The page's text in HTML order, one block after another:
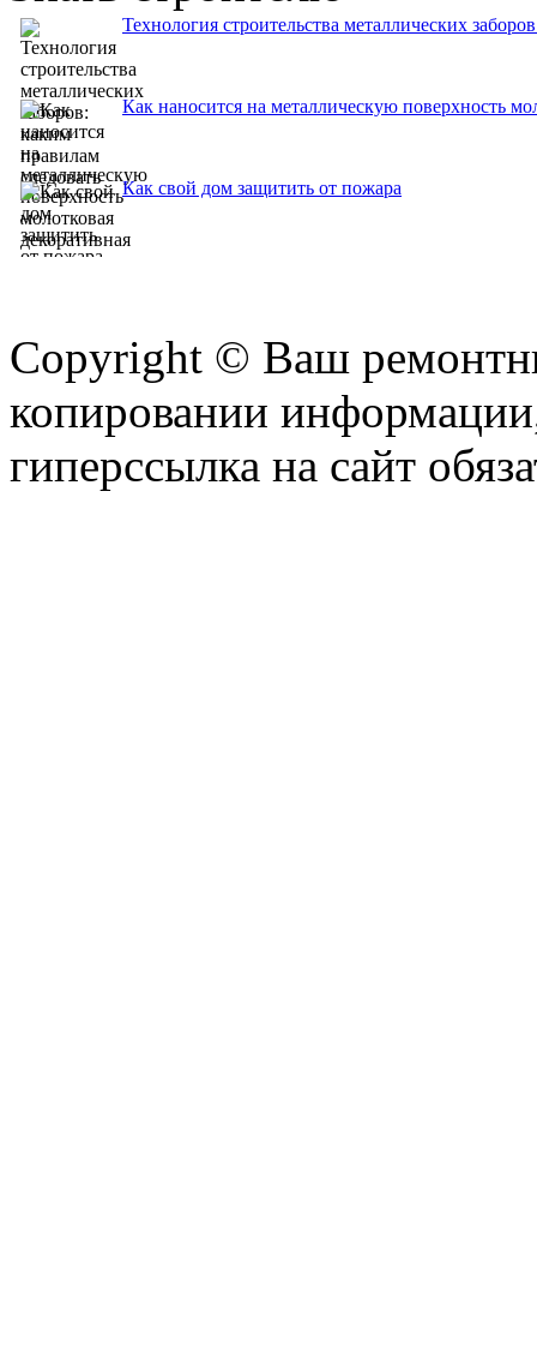
Технология строительства металлических
Как наносится на металлическую поверхность
Как свой дом защитить от пожара
Copyright © Ваш
копировании
гиперссылка на сайт